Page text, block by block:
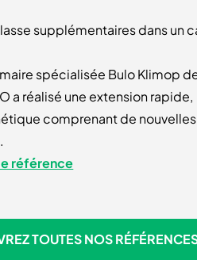
supplémentaires dans un
spécialisée Bulo Klimop
a réalisé une extension rapide,
comprenant de
référence
TOUTES NOS
TOUTES NOS